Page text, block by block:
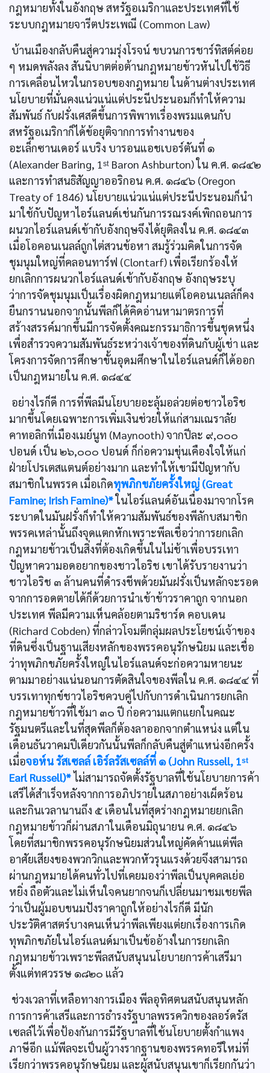
กฎหมายทั้งในอังกฤษ สหรัฐอเมริกาและประเทศที่ใช้
ระบบกฎหมายจารีตประเพณี (Common Law)
บ้านเมืองกลับคืนสู่ความรุ่งโรจน์ ขบวนการชาร์ทิสต์ค่อย
ๆ หมดพลังลง สันนิบาตต่อต้านกฎหมายข้าวหันไปใช้วิธี
การเคลื่อนไหวในกรอบของกฎหมาย ในด้านต่างประเทศ
นโยบายที่มั่นคงแน่วแน่แต่ประนีประนอมก็ทำให้ความ
สัมพันธ์ กับฝรั่งเศสดีขึ้นการพิพาทเรื่องพรมแดนกับ
สหรัฐอเมริกาก็ได้ข้อยุติจากการทำงานของ
อะเล็กซานเดอร์ แบริง บารอนแอชเบอร์ตันที่ ๑
(Alexander Baring, 1ˢᵗ Baron Ashburton) ใน ค.ศ. ๑๘๔๒
และการทำสนธิสัญญาออริกอน ค.ศ. ๑๘๔๖ (Oregon
Treaty of 1846) นโยบายแน่วแน่แต่ประนีประนอมก็นำ
มาใช้กับปัญหาไอร์แลนด์เช่นกันการรณรงค์เพิกถอนการ
ผนวกไอร์แลนด์เข้ากับอังกฤษจึงได้ยุติลงใน ค.ศ. ๑๘๔๓
เมื่อโอคอนเนลล์ถูกไต่สวนข้อหา สมรู้ร่วมคิดในการจัด
ชุมนุมใหญ่ที่คลอนทาร์ฟ (Clontarf) เพื่อเรียกร้องให้
ยกเลิกการผนวกไอร์แลนด์เข้ากับอังกฤษ อังกฤษระบุ
ว่าการจัดชุมนุมเป็นเรื่องผิดกฎหมายแต่โอคอนเนลล์ก็คง
ยืนกรานนอกจากนั้นพีลก็ได้คิดอ่านหามาตรการที่
สร้างสรรค์มากขึ้นมีการจัดตั้งคณะกรรมาธิการขึ้นชุดหนึ่ง
เพื่อสำรวจความสัมพันธ์ระหว่างเจ้าของที่ดินกับผู้เช่า และ
โครงการจัดการศึกษาขั้นอุดมศึกษาในไอร์แลนด์ก็ได้ออก
เป็นกฎหมายใน ค.ศ. ๑๘๔๔
อย่างไรก็ดี การที่พีลมีนโยบายอะลุ้มอล่วยต่อชาวไอริช
มากขึ้นโดยเฉพาะการเพิ่มเงินช่วยให้แก่สามเณราลัย
คาทอลิกที่เมืองเมย์นูท (Maynooth) จากปีละ ๙,๐๐๐
ปอนด์ เป็น ๒๖,๐๐๐ ปอนด์ ก็ก่อความขุ่นเคืองใจให้แก่
ฝ่ายโปรเตสแตนต์อย่างมาก และทำให้เขามีปัญหากับ
สมาชิกในพรรค เมื่อเกิดทุพภิกขภัยครั้งใหญ่ (Great
Famine; Irish Famine)*ในไอร์แลนด์อันเนื่องมาจากโรค
ระบาดในมันฝรั่งก็ทำให้ความสัมพันธ์ของพีลักบสมาชิก
พรรคเหล่านั้นถึงจุดแตกหักเพราะพีลเชื่อว่าการยกเลิก
กฎหมายข้าวเป็นสิ่งที่ต้องเกิดขึ้นในไม่ช้าเพื่อบรรเทา
ปัญหาความอดอยากของชาวไอริช เขาได้รับรายงานว่า
ชาวไอริช ๓ ล้านคนที่ดำรงชีพด้วยมันฝรั่งเป็นหลักจะรอด
จากการอดตายได้ก็ด้วยการนำเข้าข้าวราคาถูก จากนอก
ประเทศ พีลมีความเห็นคล้อยตามริชาร์ด คอบเดน
(Richard Cobden) ที่กล่าวโจมตีกลุ่มผลประโยชน์เจ้าของ
ที่ดินซึ่งเป็นฐานเสียงหลักของพรรคอนุรักษนิยม และเชื่อ
ว่าทุพภิกขภัยครั้งใหญ่ในไอร์แลนด์จะก่อความหายนะ
ตามมาอย่างแน่นอนการตัดสินใจของพีลใน ค.ศ. ๑๘๔๔ ที่
บรรเทาทุกข์ชาวไอริชควบคู่ไปกับการดำเนินการยกเลิก
กฎหมายข้าวที่ใช้มา ๓๐ ปี ก่อความแตกแยกในคณะ
รัฐมนตรีและในที่สุดพีลก็ต้องลาออกจากตำแหน่ง แต่ใน
เดือนธันวาคมปีเดียวกันนั้นพีลก็กลับคืนสู่ตำแหน่งอีกครั้ง
เมื่อจอห์น รัสเซลล์ เอิร์ลรัสเซลล์ที่ ๑ (John Russell, 1ˢᵗ
Earl Russell)*ไม่สามารถจัดตั้งรัฐบาลที่ใช้นโยบายการค้า
เสรีได้สำเร็จหลังจากการอภิปรายในสภาอย่างเผ็ดร้อน
และกินเวลานานถึง ๕ เดือนในที่สุดร่างกฎหมายยกเลิก
กฎหมายข้าวก็ผ่านสภาในเดือนมิถุนายน ค.ศ. ๑๘๔๖
โดยที่สมาชิกพรรคอนุรักษนิยมส่วนใหญ่คัดค้านแต่พีล
อาศัยเสียงของพวกวิกและพวกหัวรุนแรงด้วยจึงสามารถ
ผ่านกฎหมายได้คนทั่วไปที่เคยมองว่าพีลเป็นบุคคลเย่อ
หยิ่ง ถือตัวและไม่เห็นใจคนยากจนก็เปลี่ยนมาชมเชยพีล
ว่าเป็นผู้มอบขนมปังราคาถูกให้อย่างไรก็ดี มีนัก
ประวัติศาสตร์บางคนเห็นว่าพีลเพียงแต่ยกเรื่องการเกิด
ทุพภิกขภัยในไอร์แลนด์มาเป็นข้ออ้างในการยกเลิก
กฎหมายข้าวเพราะพีลสนับสนุนนโยบายการค้าเสรีมา
ตั้งแต่ทศวรรษ ๑๘๒๐ แล้ว
ช่วงเวลาที่เหลือทางการเมือง พีลอุทิศตนสนับสนุนหลัก
การการค้าเสรีและการธำรงรัฐบาลพรรควิกของลอร์ดรัส
เซลล์ไว้เพื่อป้องกันการมีรัฐบาลที่ใช้นโยบายตั้งกำแพง
ภาษีอีก แม้พีลจะเป็นผู้วางรากฐานของพรรคทอรีใหม่ที่
เรียกว่าพรรคอนุรักษนิยม และผู้สนับสนุนเขาก็เรียกกันว่า